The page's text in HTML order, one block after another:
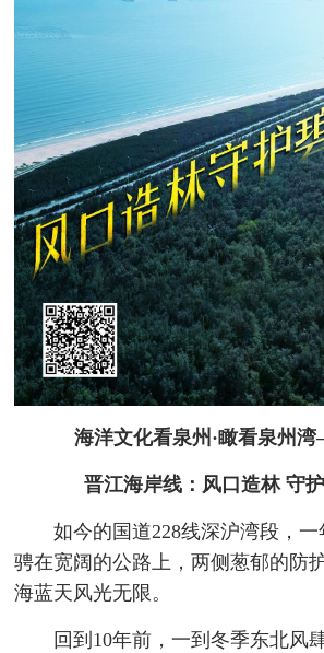
海洋文化看泉州·瞰看泉州
晋江海岸线：风口造林 守
如今的国道228线深沪湾段，
骋在宽阔的公路上，两侧葱郁的防
海蓝天风光无限。
回到10年前，一到冬季东北风